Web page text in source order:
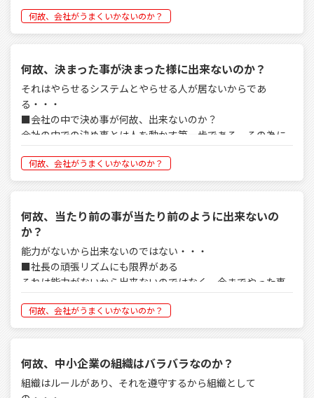
自ら考え、判断し、行動し、責任を取る人財を創る為にも全
社員参画型経営のスタイルを構築しないといけない。
と言われてからぶっつけ本番でやっているのが実態である。
備える。自動車免許で考えると、仮免許を取ってマネージメ
ントに挑戦するが、中小企業にそんな余裕はなくぶっつけ本
番で初めてマネージメントを経験するわけだから、上手くい
かないのが当然である。
る。
であり、その経営者の価値判断基準を多くの社員が理解する
事により、社員は自ら判断できるようになる。
そうなる事で社長への依存度は低くなるのである。
決して中小企業の社員は能力がないから、出来ないのではな
我々凡人の持つ能力は大して変わらない。
長し、社内に歪みが出て、待ったなしの状態で人財育成に手
を打つからである。
中小企業の成長は経営者の成長スピード・動きに比例する
ンは、部門長をやらせて、出来なければ教育させる等の措置
をとるが、本来その時点で遅い事に気づかねばならない。
ら５０億、５０億から１００億を目指すときには組織運営の
ギアをチェンジしなければならない。
企業に危険度・問題点・病気をもたらす要因特性の一つとし
て企業の規模への対応能力がある。会社の規模的成長は危険
度増加をもたらす。そこで身の丈に合った経営態を創らね
ば、成長気味＝膨張となり、企業の危険度が増すだけであ
る。
企業の規模対応とは、人間でみると、小学生には小学生の生
活習慣・骨格に合わせた食べ物・洋服があり、中学生には中
ら同じ食べ物でも小学生が育ち盛りの中学生の量は必要な
い。それと同じように、会社も企業の規模に応じた対策を講
じないと健全なる運営が出来ず、至る所からほころびが出始
何故、会社がうまくいかないのか？
何故、決まった事が決まった様に出来ないのか？
それはやらせるシステムとやらせる人が居ないからであ
る・・・
■会社の中で決め事が何故、出来ないのか？
会社の中での決め事とは人を動かす第一歩である。その為に
め事とは固有名称、数値、目標で表させる。その上で決め事
の認識を共有化させなければならない。
つまり自分の部署で今月やらねばならない決め事は何かを全
員が共通認識を持つ事である。
メ細かいチェックをする必要がある。
その決めっ放しの防止と、キメ細かいチェックを具体的にす
すめる為には２つの方法がある。一つはシステム化する事と
しかし、システム化は方法論がわからず、やらせる人は社長
が口やかましく言うのみ。現場の責任者が決め事を率先垂範
何故、会社がうまくいかないのか？
何故、当たり前の事が当たり前のように出来ないの
か？
能力がないから出来ないのではない・・・
■社長の頑張リズムにも限界がある
それは能力がないから出来ないのではなく、今までやった事
慣化されていなかったり、学習能力の差だけである。基礎的
な能力が劣る中小企業人間集団の成長レベルを上げる為には
ムを中心になんとかなる。強烈な個性・姿勢で当たり前の事
何故、会社がうまくいかないのか？
何故、中小企業の組織はバラバラなのか？
組織はルールがあり、それを遵守するから組織として